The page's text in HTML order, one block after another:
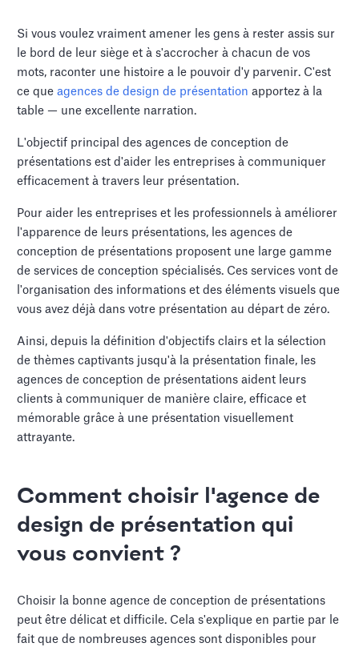
Si vous voulez vraiment amener les gens à rester assis sur
le bord de leur siège et à s'accrocher à chacun de vos
mots, raconter une histoire a le pouvoir d'y parvenir. C'est
ce queagences de design de présentationapportez à la
table — une excellente narration.
L'objectif principal des agences de conception de
présentations est d'aider les entreprises à communiquer
efficacement à travers leur présentation.
Pour aider les entreprises et les professionnels à améliorer
l'apparence de leurs présentations, les agences de
conception de présentations proposent une large gamme
de services de conception spécialisés. Ces services vont de
l'organisation des informations et des éléments visuels que
vous avez déjà dans votre présentation au départ de zéro.
Ainsi, depuis la définition d'objectifs clairs et la sélection
de thèmes captivants jusqu'à la présentation finale, les
agences de conception de présentations aident leurs
clients à communiquer de manière claire, efficace et
mémorable grâce à une présentation visuellement
attrayante.
Comment choisir l'agence de
design de présentation qui
vous convient ?
Choisir la bonne agence de conception de présentations
peut être délicat et difficile. Cela s'explique en partie par le
fait que de nombreuses agences sont disponibles pour